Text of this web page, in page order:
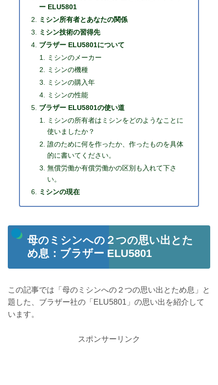
ー ELU5801
ミシン所有者とあなたの関係
ミシン技術の習得先
ブラザー ELU5801について
ミシンのメーカー
ミシンの機種
ミシンの購入年
ミシンの性能
ブラザー ELU5801の使い道
ミシンの所有者はミシンをどのようなことに
使いましたか？
誰のために何を作ったか、作ったものを具体
的に書いてください。
無償労働か有償労働かの区別も入れて下さ
い。
ミシンの現在
母のミシンへの２つの思い出とた
め息：ブラザー ELU5801
この記事では「母のミシンへの２つの思い出とため息」と
題した、ブラザー社の「ELU5801」の思い出を紹介して
います。
スポンサーリンク